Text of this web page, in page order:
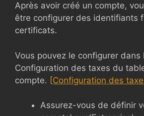
Après avoir créé un compte,
être configurer des identifiants
certificats.
Vous pouvez le configurer dans
Configuration des taxes du
compte. [Configuration des
Assurez-vous de définir